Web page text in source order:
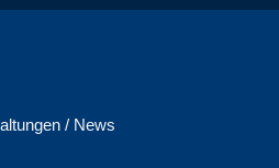
/ News